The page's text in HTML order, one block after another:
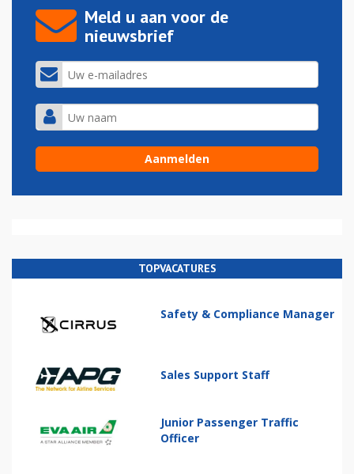
Meld u aan voor de
nieuwsbrief
TOPVACATURES
Safety & Compliance Manager
Sales Support Staff
Junior Passenger Traffic
Officer